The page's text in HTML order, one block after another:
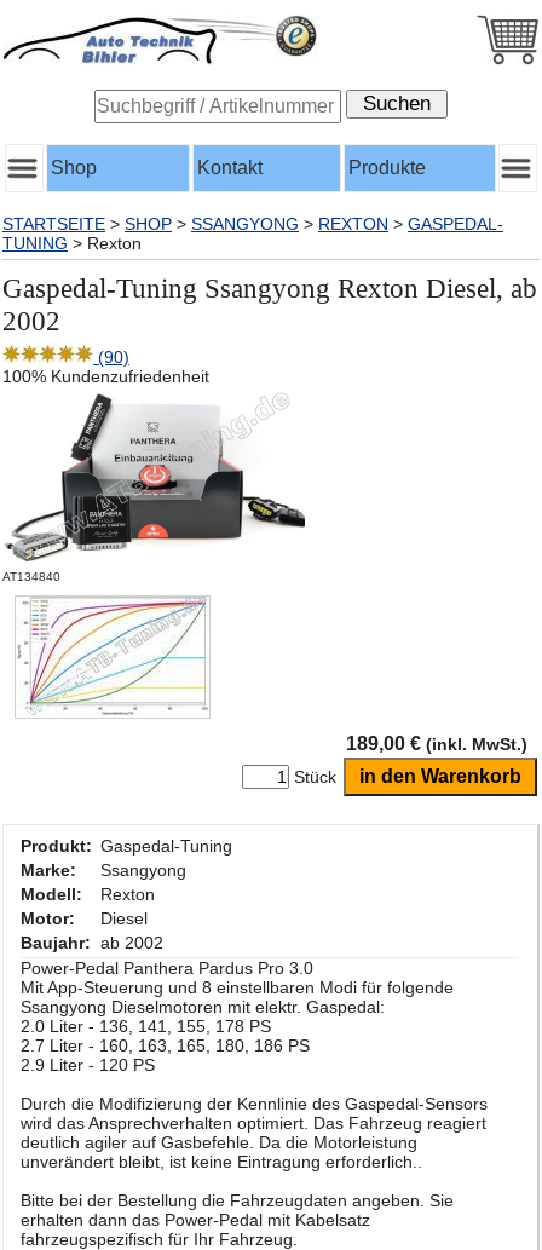
Shop Kontakt Produkte
STARTSEITE > SHOP > SSANGYONG > REXTON > GASPEDAL-
TUNING > Rexton
Gaspedal-Tuning Ssangyong Rexton Diesel, ab
2002
(90)
100% Kundenzufriedenheit
AT134840
189,00 € (inkl. MwSt.)
Stück
Produkt: Gaspedal-Tuning
Marke:
Ssangyong
Modell:
Rexton
Motor:
Diesel
Baujahr: ab 2002
Power-Pedal Panthera Pardus Pro 3.0
Mit App-Steuerung und 8 einstellbaren Modi für folgende
Ssangyong Dieselmotoren mit elektr. Gaspedal:
2.0 Liter - 136, 141, 155, 178 PS
2.7 Liter - 160, 163, 165, 180, 186 PS
2.9 Liter - 120 PS
Durch die Modifizierung der Kennlinie des Gaspedal-Sensors
wird das Ansprechverhalten optimiert. Das Fahrzeug reagiert
deutlich agiler auf Gasbefehle. Da die Motorleistung
unverändert bleibt, ist keine Eintragung erforderlich..
Bitte bei der Bestellung die Fahrzeugdaten angeben. Sie
erhalten dann das Power-Pedal mit Kabelsatz
fahrzeugspezifisch für Ihr Fahrzeug.